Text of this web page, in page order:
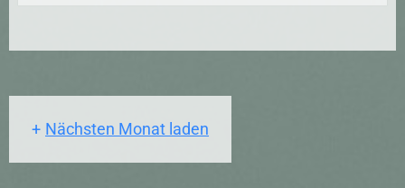
Nächsten Monat laden